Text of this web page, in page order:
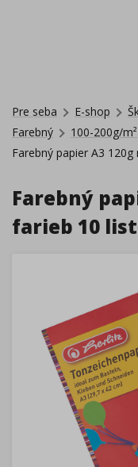
Pre seba E-shop
Farebný
100-200g/m²
Farebný papier A3
Farebný
farieb 10